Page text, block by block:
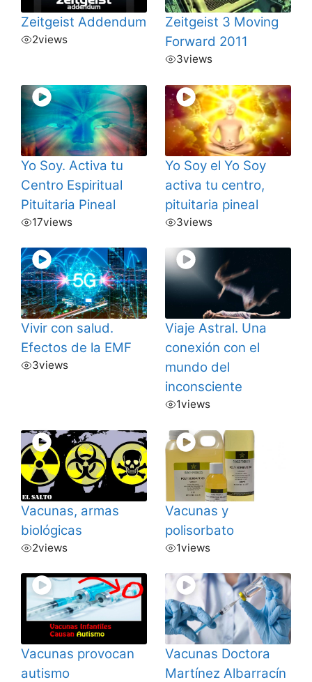
Zeitgeist Addendum
2views
Zeitgeist 3 Moving
Forward 2011
3views
Yo Soy. Activa tu
Centro Espiritual
Pituitaria Pineal
17views
Yo Soy el Yo Soy
activa tu centro,
pituitaria pineal
3views
Vivir con salud.
Efectos de la EMF
3views
Viaje Astral. Una
conexión con el
mundo del
inconsciente
1views
Vacunas, armas
biológicas
2views
Vacunas y
polisorbato
1views
Vacunas provocan
autismo
Vacunas Doctora
Martínez Albarracín